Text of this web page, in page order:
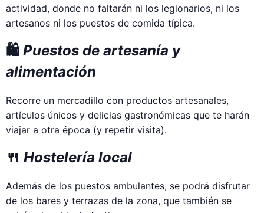
actividad, donde no faltarán ni los legionarios, ni los
artesanos ni los puestos de comida típica.
🛍️ Puestos de artesanía y
alimentación
Recorre un mercadillo con productos artesanales,
artículos únicos y delicias gastronómicas que te harán
viajar a otra época (y repetir visita).
🍴 Hostelería local
Además de los puestos ambulantes, se podrá disfrutar
de los bares y terrazas de la zona, que también se